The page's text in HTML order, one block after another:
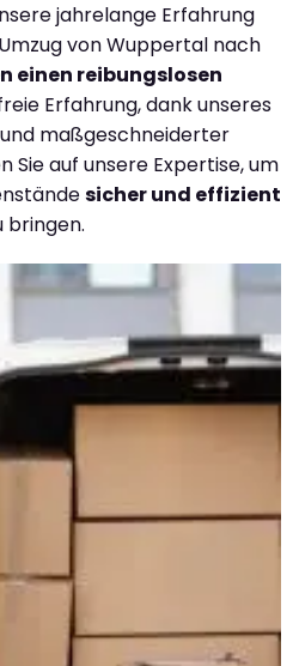
jahrelange Erfahrung
von Wuppertal nach
einen reibungslosen
Erfahrung, dank unseres
maßgeschneiderter
Sie auf unsere Expertise, um
sicher und effizient
bringen.